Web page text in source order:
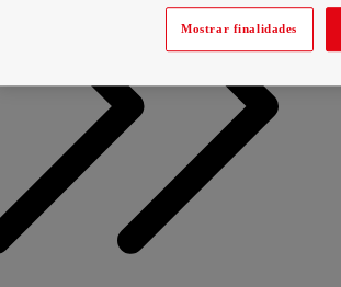
Mostrar finalidades